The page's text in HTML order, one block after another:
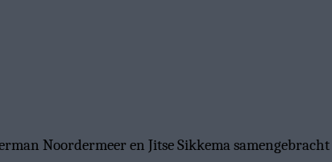
Noordermeer en Jitse Sikkema